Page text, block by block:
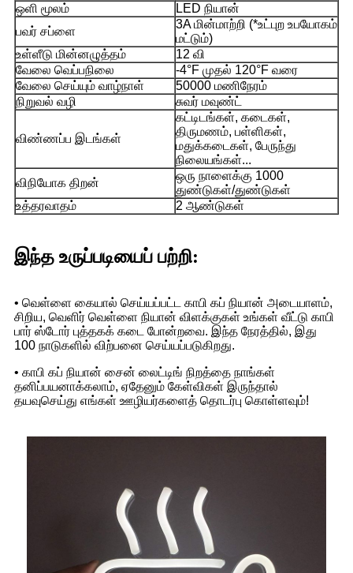
ஒளி மூலம்
LED நியான்
பவர் சப்ளை
3A மின்மாற்றி (*உட்புற உபயோகம்
மட்டும்)
உள்ளீடு மின்னழுத்தம்
12 வி
வேலை வெப்பநிலை
-4°F முதல் 120°F வரை
வேலை செய்யும் வாழ்நாள்
50000 மணிநேரம்
நிறுவல் வழி
சுவர் மவுண்ட்
விண்ணப்ப இடங்கள்
கட்டிடங்கள், கடைகள்,
திருமணம், பள்ளிகள்,
மதுக்கடைகள், பேருந்து
நிலையங்கள்...
விநியோக திறன்
ஒரு நாளைக்கு 1000
துண்டுகள்/துண்டுகள்
உத்தரவாதம்
2 ஆண்டுகள்
இந்த உருப்படியைப் பற்றி:
• வெள்ளை கையால் செய்யப்பட்ட காபி கப் நியான் அடையாளம்,
சிறிய, வெளிர் வெள்ளை நியான் விளக்குகள் உங்கள் வீட்டு காபி
பார் ஸ்டோர் புத்தகக் கடை போன்றவை. இந்த நேரத்தில், இது
100 நாடுகளில் விற்பனை செய்யப்படுகிறது.
• காபி கப் நியான் சைன் லைட்டிங் நிறத்தை நாங்கள்
தனிப்பயனாக்கலாம், ஏதேனும் கேள்விகள் இருந்தால்
தயவுசெய்து எங்கள் ஊழியர்களைத் தொடர்பு கொள்ளவும்!